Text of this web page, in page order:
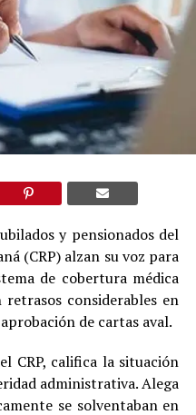
y pensionados del
(CRP) alzan su voz para
de cobertura médica
retrasos considerables en
de cartas aval.
CRP, califica la situación
administrativa. Alega
se solventaban en